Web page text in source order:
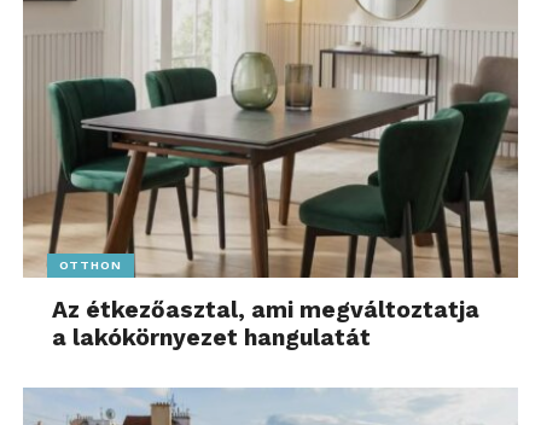
OTTHON
Az étkezőasztal, ami megváltoztatja
a lakókörnyezet hangulatát